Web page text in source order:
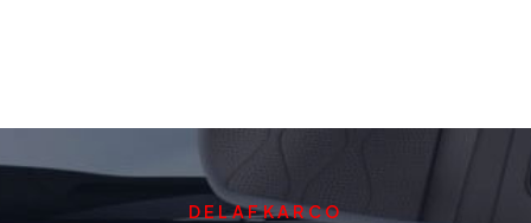
DELAFKARCO